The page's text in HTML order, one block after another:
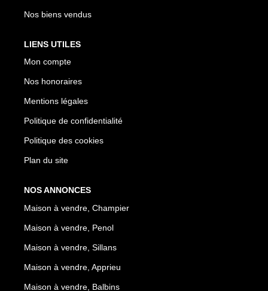
Nos biens vendus
LIENS UTILES
Mon compte
Nos honoraires
Mentions légales
Politique de confidentialité
Politique des cookies
Plan du site
NOS ANNONCES
Maison à vendre, Champier
Maison à vendre, Penol
Maison à vendre, Sillans
Maison à vendre, Apprieu
Maison à vendre, Balbins